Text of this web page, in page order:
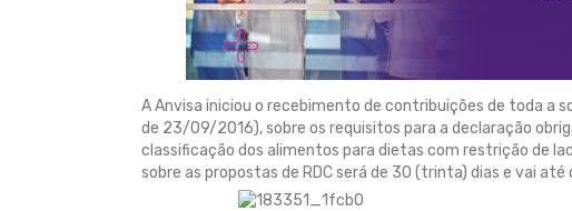
A Anvisa iniciou o recebimento de contribuições de toda a
de 23/09/2016), sobre os requisitos para a declaração
classificação dos alimentos para dietas com restrição de
sobre as propostas de RDC será de 30 (trinta) dias e vai até